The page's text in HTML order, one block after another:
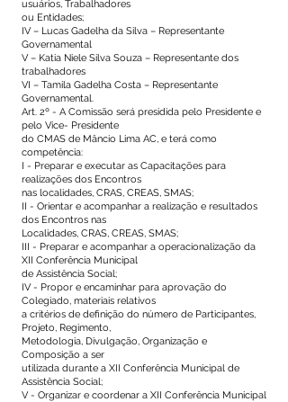
usuários, Trabalhadores
ou Entidades;
IV – Lucas Gadelha da Silva – Representante
Governamental
V – Katia Niele Silva Souza – Representante dos
trabalhadores
VI – Tamila Gadelha Costa – Representante
Governamental.
Art. 2º - A Comissão será presidida pelo Presidente e
pelo Vice- Presidente
do CMAS de Mâncio Lima AC, e terá como
competência:
I - Preparar e executar as Capacitações para
realizações dos Encontros
nas localidades, CRAS, CREAS, SMAS;
II - Orientar e acompanhar a realização e resultados
dos Encontros nas
Localidades, CRAS, CREAS, SMAS;
III - Preparar e acompanhar a operacionalização da
XII Conferência Municipal
de Assistência Social;
IV - Propor e encaminhar para aprovação do
Colegiado, materiais relativos
a critérios de definição do número de Participantes,
Projeto, Regimento,
Metodologia, Divulgação, Organização e
Composição a ser
utilizada durante a XII Conferência Municipal de
Assistência Social;
V - Organizar e coordenar a XII Conferência Municipal